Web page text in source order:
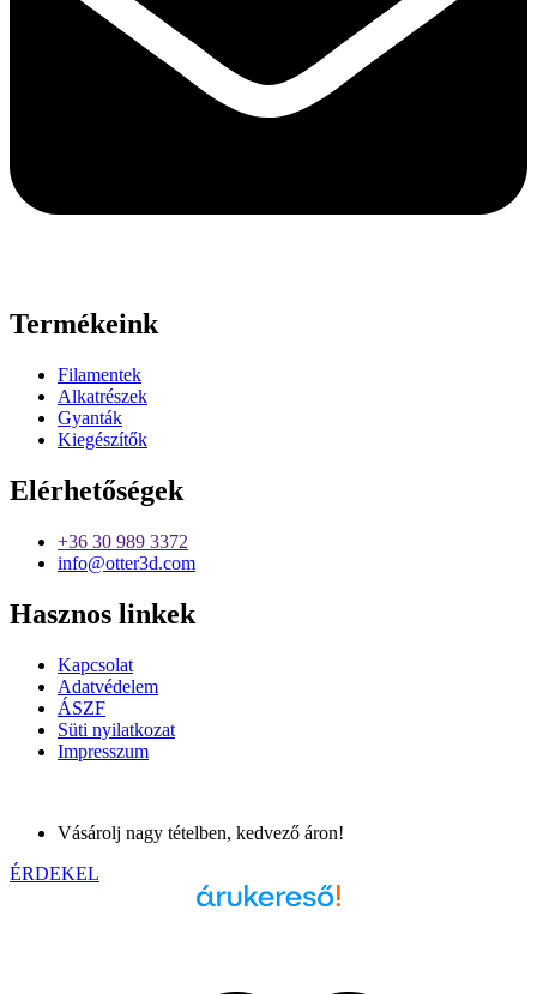
Termékeink
Filamentek
Alkatrészek
Gyanták
Kiegészítők
Elérhetőségek
+36 30 989 3372
info@otter3d.com
Hasznos linkek
Kapcsolat
Adatvédelem
ÁSZF
Süti nyilatkozat
Impresszum
Vásárolj nagy tételben, kedvező áron!
ÉRDEKEL